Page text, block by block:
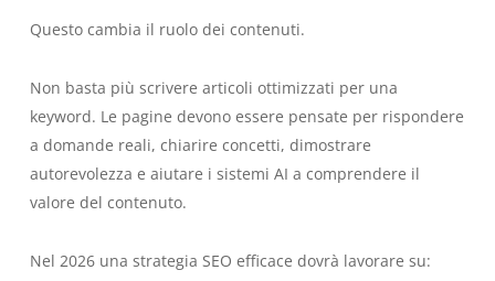
Questo cambia il ruolo dei contenuti.
Non basta più scrivere articoli ottimizzati per una
keyword. Le pagine devono essere pensate per rispondere
a domande reali, chiarire concetti, dimostrare
autorevolezza e aiutare i sistemi AI a comprendere il
valore del contenuto.
Nel 2026 una strategia SEO efficace dovrà lavorare su: